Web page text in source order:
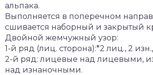
альпака.
Выполняется в поперечном
сшивается наборный и закрытый
Двойной жемчужный узор:
1-й ряд (лиц. сторона):*2 лиц., 2 изн.,
2-й ряд: лицевые над лицевыми,
над изнаночными.